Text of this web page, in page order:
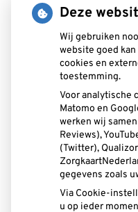
Maandag:
Dinsdag:
Woensdag:
Donderdag:
Aangesloten
Deze
Wij gebruiken
website goed
cookies en
toestemming.
Voor analytische
Matomo en
werken wij
Reviews),
(Twitter),
gegevens zoals
Via Cookie-
u op ieder